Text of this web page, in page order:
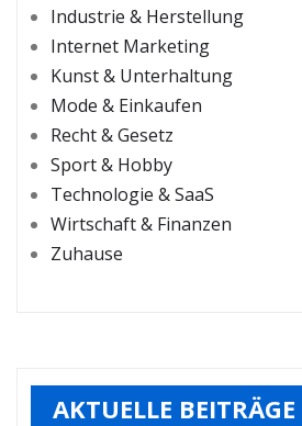
Industrie & Herstellung
Internet Marketing
Kunst & Unterhaltung
Mode & Einkaufen
Recht & Gesetz
Sport & Hobby
Technologie & SaaS
Wirtschaft & Finanzen
Zuhause
AKTUELLE BEITRÄGE